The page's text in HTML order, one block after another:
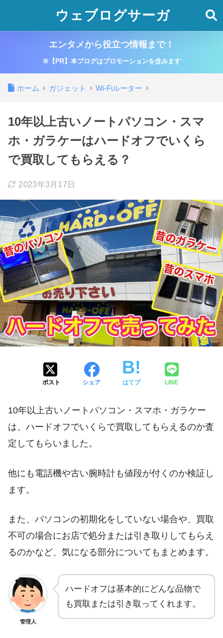
ウェブログサーガ
エンタメから役立つ情報まで！
※【PR】本ブログはプロモーションを含みます
ホーム ガジェット Wi-Fiルーター
10年以上古いノートパソコン・スマ
ホ・ガラケーはハードオフでいくら
で買取してもらえる？
2023年3月17日
ポスト シェア はてブ LINE
10年以上古いノートパソコン・スマホ・ガラケー
は、ハードオフでいくらで買取してもらえるのか査
定してもらいました。
他にも電話機や古い腕時計も値段が付くのか検証し
ます。
また、パソコンの初期化をしていない場合や、買取
不可の場合にお店で処分または引き取りしてもらえ
るのかなど、気になる部分についてもまとめます。
管理人
ハードオフは基本的にどんな品物で
も買取または引き取ってくれます。